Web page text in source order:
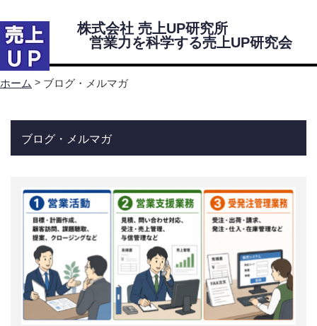
株式会社 売上UP研究所
営業力を科学する売上UP研究会
ホーム > ブログ・メルマガ
ブログ・メルマガ
Menu
株式会社 売上UP研究所 会社案内
営業力を科学する売上UP研究会紹介
研究会所属コンサルタント